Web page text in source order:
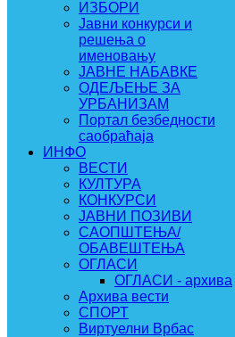
ИЗБОРИ
Јавни конкурси и
решења о
именовању
ЈАВНЕ НАБАВКЕ
ОДЕЉЕЊЕ ЗА
УРБАНИЗАМ
Портал безбедности
саобраћаја
ИНФО
ВЕСТИ
КУЛТУРА
КОНКУРСИ
ЈАВНИ ПОЗИВИ
САОПШТЕЊА/
ОБАВЕШТЕЊА
ОГЛАСИ
ОГЛАСИ - архива
Архива вести
СПОРТ
Виртуелни Врбас